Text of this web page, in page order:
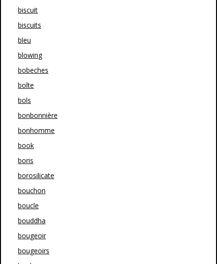
biscuit
biscuits
bleu
blowing
bobeches
boîte
bols
bonbonnière
bonhomme
book
boris
borosilicate
bouchon
boucle
bouddha
bougeoir
bougeoirs